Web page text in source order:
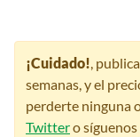
¡Cuidado!,
semanas, y el
perderte ninguna
Twittero